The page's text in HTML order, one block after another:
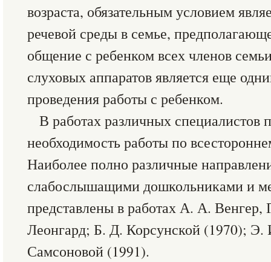
возраста, обязательным условием
речевой среды в семье,
общение с ребенком всех членов
слуховых аппаратов является еще
проведения работы с ребенком.
В работах различных специалистов
необходимость работы по
Наиболее полно различные
слабослышащими дошкольниками и
представлены в работах А. А.
Леонгард; Б. Д. Корсунской (1970);
Самсоновой (1991).